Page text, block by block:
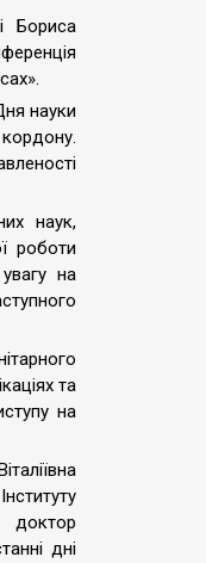
Бориса
науки
кордону.
наук,
роботи
на
та
на
доктор
дні